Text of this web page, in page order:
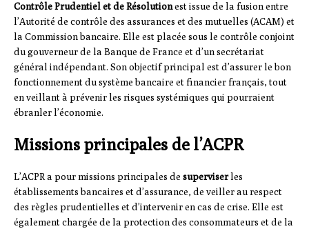
Contrôle Prudentiel et de Résolutionest issue de la fusion entre
l’Autorité de contrôle des assurances et des mutuelles (ACAM) et
la Commission bancaire. Elle est placée sous le contrôle conjoint
du gouverneur de la Banque de France et d’un secrétariat
général indépendant. Son objectif principal est d’assurer le bon
fonctionnement du système bancaire et financier français, tout
en veillant à prévenir les risques systémiques qui pourraient
ébranler l’économie.
Missions principales de l’ACPR
L’ACPR a pour missions principales de superviserles
établissements bancaires et d’assurance, de veiller au respect
des règles prudentielles et d’intervenir en cas de crise. Elle est
également chargée de la protection des consommateurs et de la